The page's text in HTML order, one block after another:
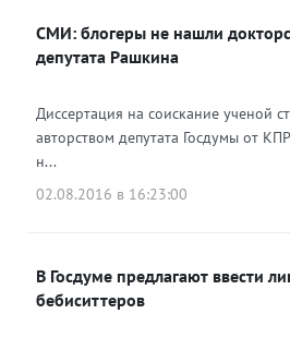
СМИ: блогеры не нашли
депутата Рашкина
Диссертация на соискание ученой
авторством депутата Госдумы от
н...
02.08.2016 в 16:23:00
В Госдуме предлагают ввести
бебиситтеров